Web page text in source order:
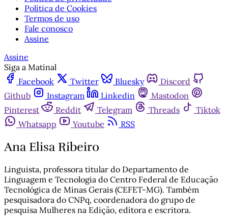
Política de Cookies
Termos de uso
Fale conosco
Assine
Assine
Siga a Matinal
Facebook
Twitter Bluesky
Discord
Github
Instagram Linkedin
Mastodon
Pinterest
Reddit Telegram Threads
Tiktok
Whatsapp
Youtube RSS
Ana Elisa Ribeiro
Linguista, professora titular do Departamento de
Linguagem e Tecnologia do Centro Federal de Educação
Tecnológica de Minas Gerais (CEFET-MG). Também
pesquisadora do CNPq, coordenadora do grupo de
pesquisa Mulheres na Edição, editora e escritora.